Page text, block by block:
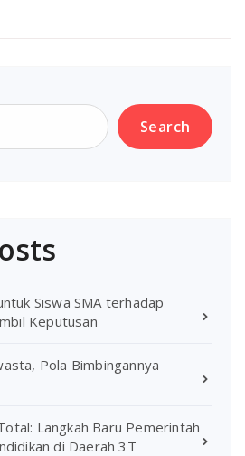
Search
Siswa SMA terhadap
Keputusan
Pola Bimbingannya
Langkah Baru Pemerintah
di Daerah 3T